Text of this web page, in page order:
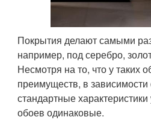
Покрытия делают самыми
например, под серебро,
Несмотря на то, что у таких
преимуществ, в зависимости
стандартные
обоев одинаковые.